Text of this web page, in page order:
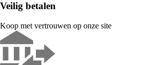
Veilig betalen
Koop met vertrouwen op onze site